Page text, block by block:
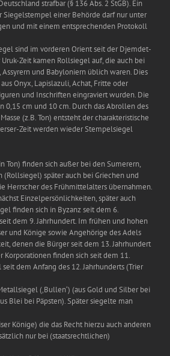
strafbar (§ 136 Abs. 2 StGB). Ein
Siegelstempel einer Behörde darf nur unter
und mit einem entsprechenden Protokoll
sind im vorderen Orient seit der Djemdet-
Zeit kamen Rollsiegel auf, die auch bei
und Babyloniern üblich waren. Dies
Onyx, Lapislazuli, Achat, Fritte oder
und Inschriften eingraviert wurden. Die
0,15 cm und 10 cm. Durch das Abrollen des
(z.B. Ton) entsteht der charakteristische
Zeit werden wieder Stempelsiegel
Ton) finden sich außer bei den Sumerern,
(Rollsiegel) später auch bei Griechen und
Herrscher des Frühmittelalters übernahmen.
Einzelpersönlichkeiten, später auch
finden sich in Byzanz seit dem 6.
dem 9. Jahrhundert. Im frühen und hohen
und Könige sowie Angehörige des Adels
denen die Bürger seit dem 13. Jahrhundert
finden sich seit dem 11.
dem Anfang des 12. Jahrhunderts (Trier
(‚Bullen‘) (aus Gold und Silber bei
Blei bei Päpsten). Später siegelte man
Könige) die das Recht hierzu auch anderen
nur bei (staatsrechtlichen)